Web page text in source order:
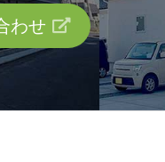
わせ